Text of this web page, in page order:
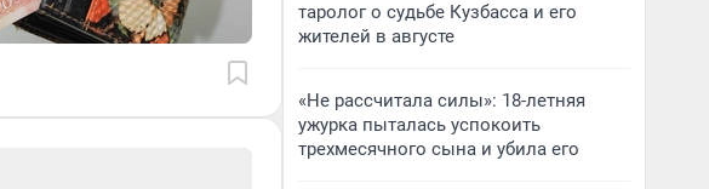
таролог о судьбе Кузбасса и его
жителей в августе
«Не рассчитала силы»: 18-летняя
ужурка пыталась успокоить
трехмесячного сына и убила его